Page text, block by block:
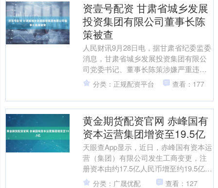
资壹号配资 甘肃省城乡发展
投资集团有限公司董事长陈
策被查
人民财讯9月28日电，据甘肃省纪委监委
消息，甘肃省城乡发展投资集团有限公
司党委书记、董事长陈策涉嫌严重违纪
违法，目前正接受甘肃省纪委监委纪律
审查和监察调查。 海....
分类：正规配资平台 查看：177
黄金期货配资官网 赤峰国有
资本运营集团增资至19.5亿
天眼查App显示，近日，赤峰国有资本运
营（集团）有限公司发生工商变更，注
册资本由约17.5亿人民币增至约19.5亿人
民币，增幅约11%。该公司成立于2008
分类：广晟优配 查看：127